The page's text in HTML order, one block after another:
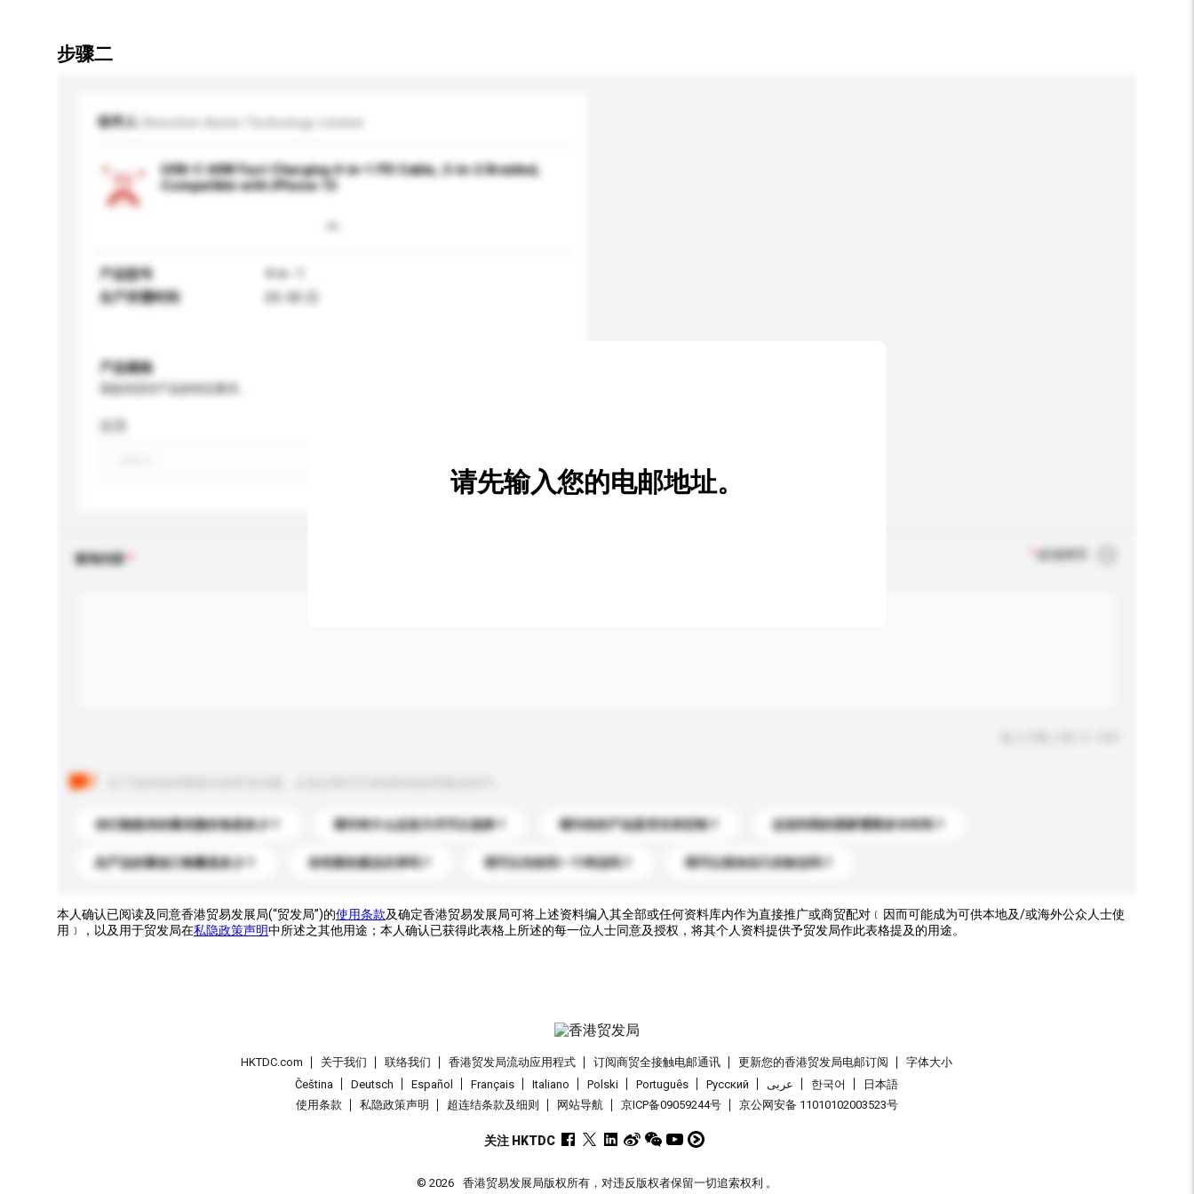
步骤二
收件人 Shenzhen Aunen Technology Limited
USB-C 60W Fast Charging 4-in-1 PD Cable, 2-in-2 Braided,
Compatible with iPhone 15
产品型号
4-in -1
生产所需时间
20-30 日
产品规格
查询内容 必须填写
你们能提供的最优惠价格是多少？ 请问有什么运送方式可以选择？ 请问你的产品是否支持定制？ 运送到我的国家需要多长时间？
此产品的最低订购量是多少？ 你有新的產品目录吗？ 我可以先收到一个样品吗？ 我可以添加自己的标志吗？
请先输入您的电邮地址。
本人确认已阅读及同意香港贸易发展局(“贸发局”)的使用条款及确定香港贸易发展局可将上述资料编入其全部或任何资料库内作为直接推广或商贸配对﹝因而可能成为可供本地及/或海外公众人士使
用﹞，以及用于贸发局在私隐政策声明中所述之其他用途；本人确认已获得此表格上所述的每一位人士同意及授权，将其个人资料提供予贸发局作此表格提及的用途。
HKTDC.com 关于我们 联络我们 香港贸发局流动应用程式 订阅商贸全接触电邮通讯 更新您的香港贸发局电邮订阅
字体大小
Čeština
Deutsch Español Français Italiano Polski Português Pусский عربى 한국어
日本語
使用条款
私隐政策声明 超连结条款及细则 网站导航 京ICP备09059244号 京公网安备 11010102003523号
关注 HKTDC
© 2026 香港贸易发展局版权所有，对违反版权者保留一切追索权利 。